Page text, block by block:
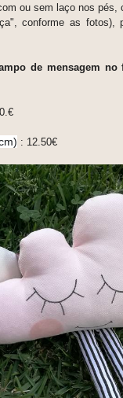
ou sem laço nos pés,
conforme as fotos),
de mensagem
: 12.50€